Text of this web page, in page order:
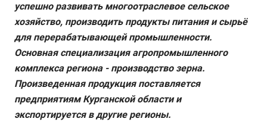
успешно развивать многоотраслевое сельское
хозяйство, производить продукты питания и сырьё
для перерабатывающей промышленности.
Основная специализация агропромышленного
комплекса региона - производство зерна.
Произведенная продукция поставляется
предприятиям Курганской области и
экспортируется в другие регионы.